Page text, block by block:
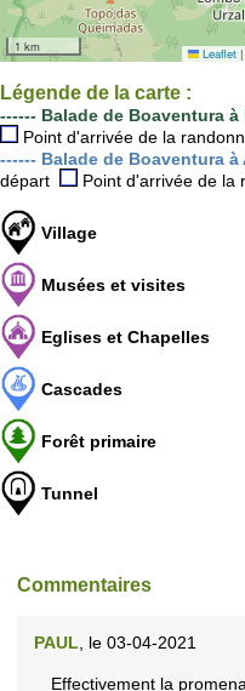
1 km Leaflet |
Légende de la carte :
------ Balade de Boaventura à
Point d'arrivée de la
------ Balade de Boaventura
départ
Point d'arrivée de la
Village
Musées et visites
Eglises et Chapelles
Cascades
Forêt primaire
Tunnel
Commentaires
PAUL , le 03-04-2021
Effectivement la